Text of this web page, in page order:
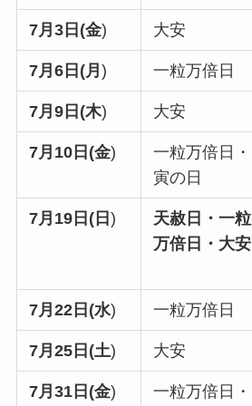
7月3日(金) 大安
7月6日(月) 一粒万倍日
7月9日(木) 大安
7月10日(金)
一粒万倍日・
寅の日
7月19日(日)
天赦日・一粒
万倍日・大安
7月22日(水) 一粒万倍日
7月25日(土) 大安
7月31日(金)
一粒万倍日・